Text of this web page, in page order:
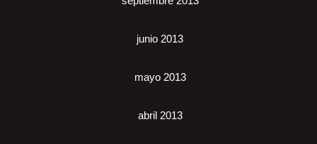
junio 2013
mayo 2013
abril 2013